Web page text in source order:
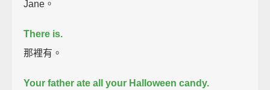
Jane。
There is.
那裡有。
Your father ate all your Halloween candy.